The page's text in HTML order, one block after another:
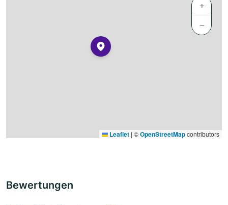
+
−
Leaflet | ©OpenStreetMapcontributors
Bewertungen